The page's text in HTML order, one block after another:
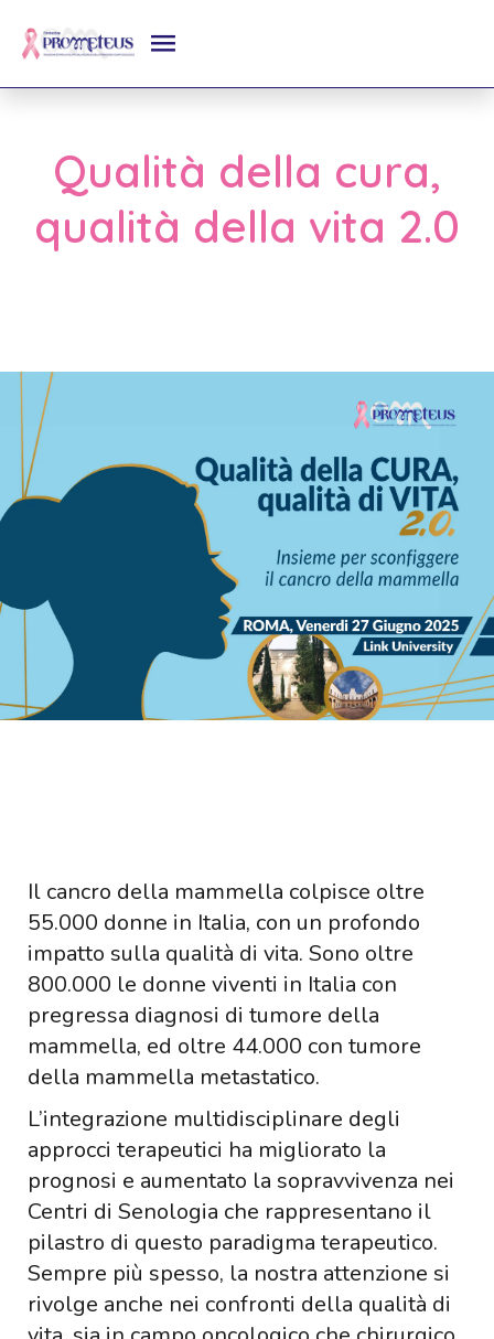
Qualità della cura,
qualità della vita 2.0
Il cancro della mammella colpisce oltre
55.000 donne in Italia, con un profondo
impatto sulla qualità di vita. Sono oltre
800.000 le donne viventi in Italia con
pregressa diagnosi di tumore della
mammella, ed oltre 44.000 con tumore
della mammella metastatico.
L’integrazione multidisciplinare degli
approcci terapeutici ha migliorato la
prognosi e aumentato la sopravvivenza nei
Centri di Senologia che rappresentano il
pilastro di questo paradigma terapeutico.
Sempre più spesso, la nostra attenzione si
rivolge anche nei confronti della qualità di